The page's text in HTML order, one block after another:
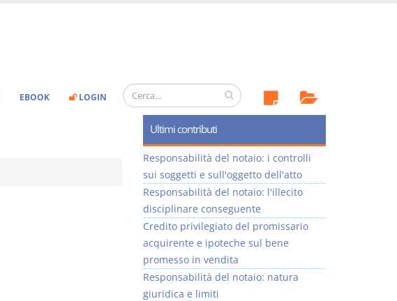
EBOOK LOGIN
Ultimi contributi
Responsabilità del notaio: i controlli
sui soggetti e sull'oggetto dell'atto
Responsabilità del notaio: l'illecito
disciplinare conseguente
Credito privilegiato del promissario
acquirente e ipoteche sul bene
promesso in vendita
Responsabilità del notaio: natura
giuridica e limiti